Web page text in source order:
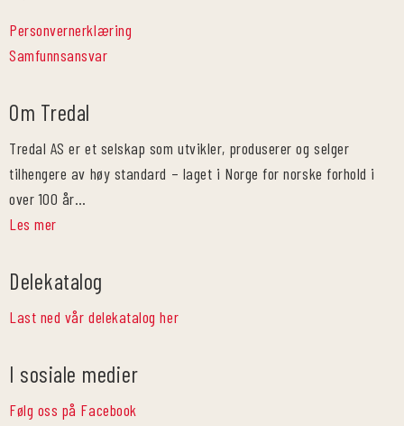
Personvernerklæring
Samfunnsansvar
Om Tredal
Tredal AS er et selskap som utvikler, produserer og selger
tilhengere av høy standard – laget i Norge for norske forhold i
over 100 år…
Les mer
Delekatalog
Last ned vår delekatalog her
I sosiale medier
Følg oss på Facebook